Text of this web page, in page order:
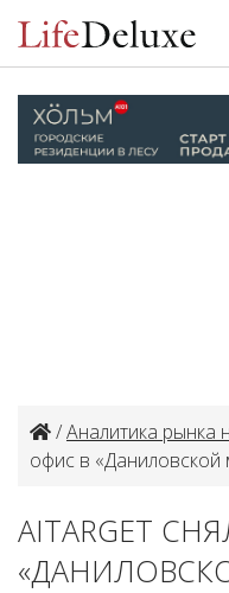
/Аналитика рынка
офис в «Даниловской
AITARGET